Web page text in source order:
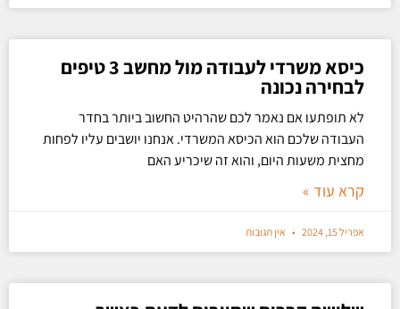
כיסא משרדי לעבודה מול מחשב 3 טיפים
לבחירה נכונה
לא תופתעו אם נאמר לכם שהרהיט החשוב ביותר בחדר
העבודה שלכם הוא הכיסא המשרדי. אנחנו יושבים עליו לפחות
מחצית משעות היום, והוא זה שיכריע האם
קרא עוד »
אפריל 15, 2024 אין תגובות